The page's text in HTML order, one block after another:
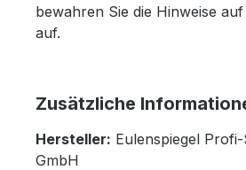
bewahren Sie die Hinweise
auf.
Zusätzliche
Hersteller: Eulenspiegel
GmbH